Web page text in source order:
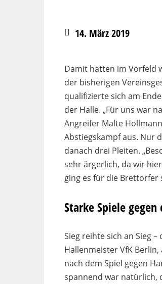
14. März 2019
Damit hatten im Vorfeld
der bisherigen
qualifizierte sich am
der Halle. „Für uns war
Angreifer Malte
Abstiegskampf aus. Nur
danach drei Pleiten.
sehr ärgerlich, da wir
ging es für die Brettorfer
Starke Spiele
Sieg reihte sich an Sieg
Hallenmeister VfK Berlin,
nach dem Spiel gegen
spannend war natürlich,